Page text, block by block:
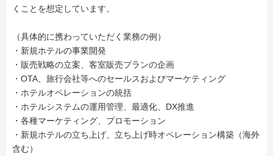
くことを想定しています。
（具体的に携わっていただく業務の例）
・新規ホテルの事業開発
・販売戦略の立案、客室販売プランの企画
・OTA、旅行会社等へのセールスおよびマーケティング
・ホテルオペレーションの統括
・ホテルシステムの運用管理、最適化、DX推進
・各種マーケティング、プロモーション
・新規ホテルの立ち上げ、立ち上げ時オペレーション構築（海外
含む）